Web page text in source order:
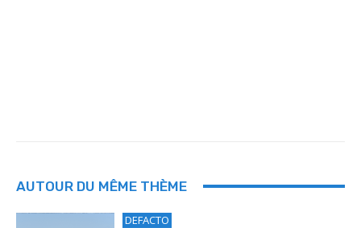
AUTOUR DU MÊME THÈME
DEFACTO